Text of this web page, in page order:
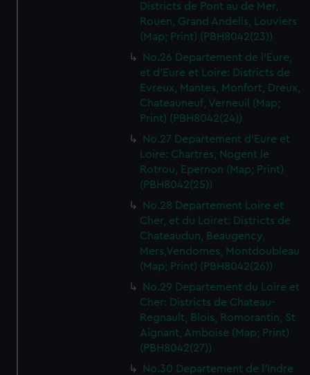
Districts de Pont au de Mer,
Rouen, Grand Andelis, Louviers
(Map; Print) (PBH8042(23))
No.26 Departement de l'Eure,
et d'Eure et Loire: Districts de
Evreux, Mantes, Monfort, Dreux,
Chateauneuf, Verneuil (Map;
Print) (PBH8042(24))
No.27 Departement d'Eure et
Loire: Chartres, Nogent le
Rotrou, Epernon (Map; Print)
(PBH8042(25))
No.28 Departement Loire et
Cher, et du Loiret: Districts de
Chateaudun, Beaugency,
Mers,Vendomes, Montdoubleau
(Map; Print) (PBH8042(26))
No.29 Departement du Loire et
Cher: Districts de Chateau-
Regnault, Blois, Romorantin, St
Aignant, Amboise (Map; Print)
(PBH8042(27))
No.30 Departement de l'Indre